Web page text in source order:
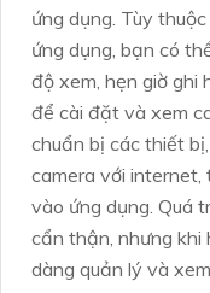
ứng dụng. Tùy
ứng dụng, bạn có
độ xem, hẹn giờ ghi
để cài đặt và xem
chuẩn bị các thiết
camera với
vào ứng dụng. Quá
cẩn thận, nhưng khi
dàng quản lý và